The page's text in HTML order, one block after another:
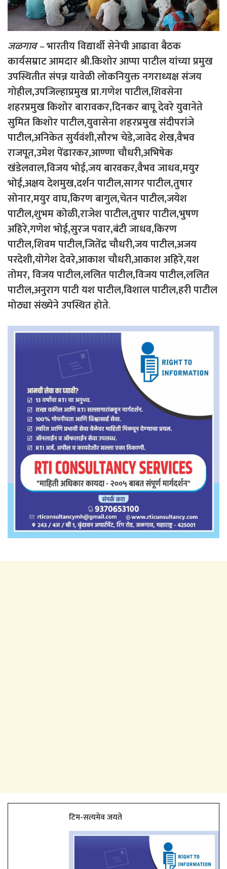
जळगाव –भारतीय विद्यार्थी सेनेची आढावा बैठक
कार्यसम्राट आमदार श्री.किशोर आप्पा पाटील यांच्या प्रमुख
उपस्थितीत संपन्न यावेळी लोकनियुक्त नगराध्यक्ष संजय
गोहील,उपजिल्हाप्रमुख प्रा.गणेश पाटील,शिवसेना
शहरप्रमुख किशोर बारावकर,दिनकर बापू देवरे युवानेते
सुमित किशोर पाटील,युवासेना शहरप्रमुख संदीपरांजे
पाटील,अनिकेत सुर्यवंशी,सौरभ चेडे,जावेद शेख,वैभव
राजपूत,उमेश पेंढारकर,आण्णा चौधरी,अभिषेक
खंडेलवाल,विजय भोई,जय बारवकर,वैभव जाधव,मयुर
भोई,अक्षय देशमुख,दर्शन पाटील,सागर पाटील,तुषार
सोनार,मयुर वाघ,किरण बागुल,चेतन पाटील,जयेश
पाटील,शुभम कोळी,राजेश पाटील,तुषार पाटील,भुषण
अहिरे,गणेश भोई,सुरज पवार,बंटी जाधव,किरण
पाटील,शिवम पाटील,जितेंद्र चौधरी,जय पाटील,अजय
परदेशी,योगेश देवरे,आकाश चौधरी,आकाश अहिरे,यश
तोमर, विजय पाटील,ललित पाटील,विजय पाटील,ललित
पाटील,अनुराग पाटी यश पाटील,विशाल पाटील,हरी पाटील
मोठ्या संख्येने उपस्थित होते.
टिम-सत्यमेव जयते